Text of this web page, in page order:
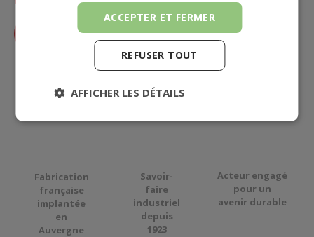
Contactez-nous
Fabrication
française
implantée
en
Auvergne
Savoir-
faire
industriel
depuis
1923
Acteur engagé
pour un
avenir durable
ACCEPTER ET FERMER
REFUSER TOUT
AFFICHER LES DÉTAILS